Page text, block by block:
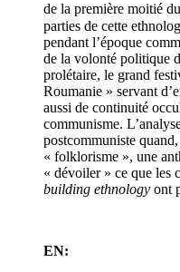
de la première moitié
parties de cette
pendant l’époque
de la volonté politique
prolétaire, le grand
Roumanie » servant
aussi de continuité
communisme.
postcommuniste
« folklorisme », une
« dévoiler » ce que les
building ethnology ont
EN: